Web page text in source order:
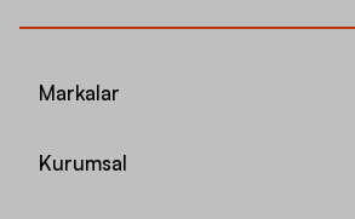
Markalar
Kurumsal